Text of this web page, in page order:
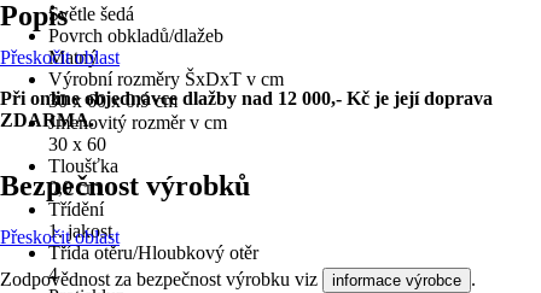
Světle šedá
Povrch obkladů/dlažeb
Matný
Výrobní rozměry ŠxDxT v cm
30 x 60 x 0.9 cm
Jmenovitý rozměr v cm
30 x 60
Tloušťka
0,9 cm
Třídění
1. jakost
Třída otěru/Hloubkový otěr
4
Popis
Přeskočit oblast
Při online objednávce dlažby nad 12 000,- Kč je její doprava
ZDARMA.
Bezpečnost výrobků
Přeskočit oblast
Zodpovědnost za bezpečnost výrobku viz informace výrobce .